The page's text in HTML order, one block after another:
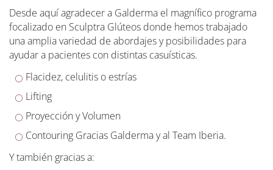
Desde aquí agradecer a Galderma el magnífico programa
focalizado en Sculptra Glúteos donde hemos trabajado
una amplia variedad de abordajes y posibilidades para
ayudar a pacientes con distintas casuísticas.
Flacidez, celulitis o estrías
Lifting
Proyección y Volumen
Contouring Gracias Galderma y al Team Iberia.
Y también gracias a: